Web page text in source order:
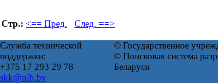
Стр.: <== Пред. След. ==>
Служба технической
поддержки:
+375 17 293 29 78
skk@nlb.by
© Государственное
© Поисковая система
Беларуси